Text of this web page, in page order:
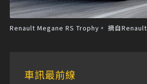
Renault Megane RS Trophy。 摘自Renault
車訊最前線